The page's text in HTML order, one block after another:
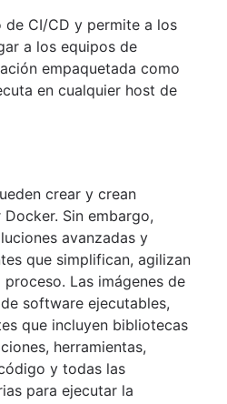
CI/CD y permite a los
a los equipos de
empaquetada como
en cualquier host de
crear y crean
Sin embargo,
avanzadas y
que simplifican, agilizan
Las imágenes de
software ejecutables,
que incluyen bibliotecas
herramientas,
y todas las
para ejecutar la